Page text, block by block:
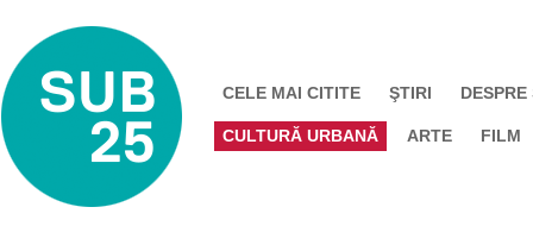
CELE MAI CITITE ŞTIRI DESPRE
CULTURĂ URBANĂ ARTE FILM